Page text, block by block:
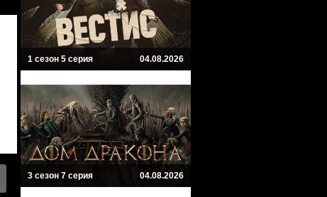
1 сезон 5 серия 04.08.2026
3 сезон 7 серия 04.08.2026